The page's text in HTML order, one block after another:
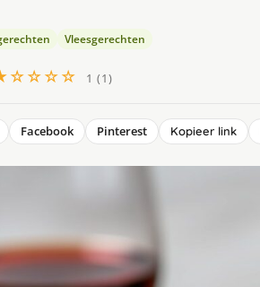
Vleesgerechten
1 (1)
Facebook Pinterest Kopieer link